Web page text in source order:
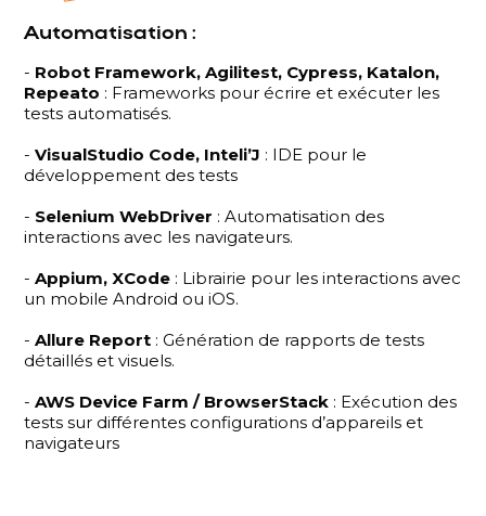
Automatisation :
- Robot Framework, Agilitest, Cypress, Katalon,
Repeato : Frameworks pour écrire et exécuter les
tests automatisés.
-VisualStudio Code, Inteli’J : IDE pour le
développement des tests
- Selenium WebDriver : Automatisation des
interactions avec les navigateurs.
-Appium, XCode : Librairie pour les interactions avec
un mobile Android ou iOS.
-Allure Report : Génération de rapports de tests
détaillés et visuels.
-AWS Device Farm / BrowserStack : Exécution des
tests sur différentes configurations d’appareils et
navigateurs